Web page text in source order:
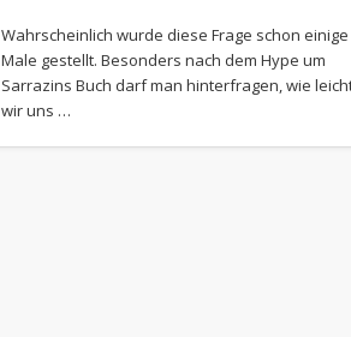
Wahrscheinlich wurde diese Frage schon einige
Male gestellt. Besonders nach dem Hype um
Sarrazins Buch darf man hinterfragen, wie
wir uns …